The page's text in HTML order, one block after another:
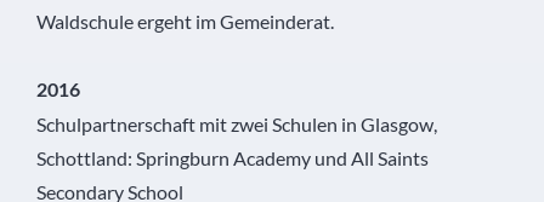
Waldschule ergeht im Gemeinderat.
2016
Schulpartnerschaft mit zwei Schulen in Glasgow,
Schottland: Springburn Academy und All Saints
Secondary School